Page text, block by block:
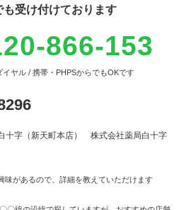
も受け付けております
866-153
イヤル / 携帯・PHPSからでもOKです
十字（新天町本店） 株式会社薬局白十字
味があるので、詳細を教えていただけます